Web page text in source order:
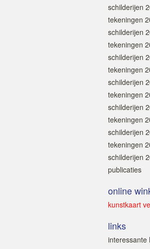
schilderijen
tekeningen
schilderijen
tekeningen
schilderijen
tekeningen
schilderijen
tekeningen
schilderijen
tekeningen
schilderijen
tekeningen
schilderijen
publicaties
online
kunstkaart
links
interessante